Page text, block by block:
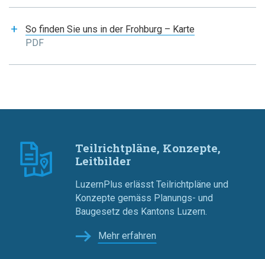
So finden Sie uns in der Frohburg – Karte
PDF
Teilrichtpläne, Konzepte,
Leitbilder
LuzernPlus erlässt Teilrichtpläne und
Konzepte gemäss Planungs- und
Baugesetz des Kantons Luzern.
Mehr erfahren